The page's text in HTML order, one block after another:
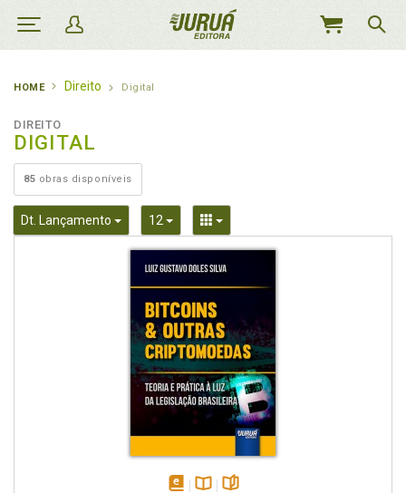
MEU
HOME Direito Digital
DIREITO
DIGITAL
85 obras disponíveis
Dt. Lançamento Toggle Dropdown
12 Toggle DropdownToggle Dropdown